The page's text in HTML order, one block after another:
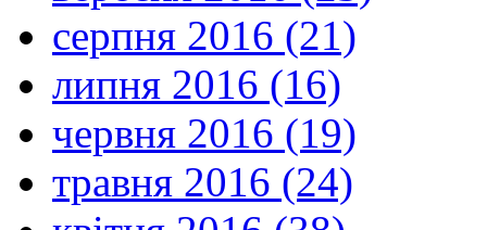
серпня 2016 (21)
липня 2016 (16)
червня 2016 (19)
травня 2016 (24)